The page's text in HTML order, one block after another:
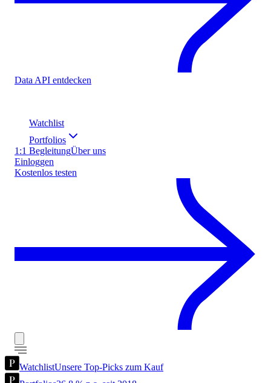
Data API entdecken
Watchlist
Portfolios
1:1 BegleitungÜber uns
Einloggen
Kostenlos testen
WatchlistUnsere Top-Picks zum Kauf